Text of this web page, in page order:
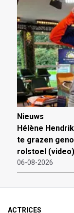
Nieuws
Hélène
te grazen
rolstoel (video)
06-08-2026
ACTRICES